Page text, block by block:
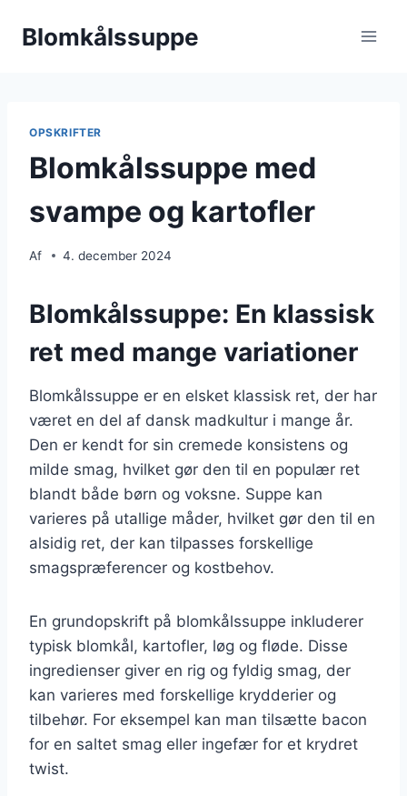
Blomkålssuppe
OPSKRIFTER
Blomkålssuppe med
svampe og kartofler
Af 4. december 2024
Blomkålssuppe: En klassisk
ret med mange variationer
Blomkålssuppe er en elsket klassisk ret, der har
været en del af dansk madkultur i mange år.
Den er kendt for sin cremede konsistens og
milde smag, hvilket gør den til en populær ret
blandt både børn og voksne. Suppe kan
varieres på utallige måder, hvilket gør den til en
alsidig ret, der kan tilpasses forskellige
smagspræferencer og kostbehov.
En grundopskrift på blomkålssuppe inkluderer
typisk blomkål, kartofler, løg og fløde. Disse
ingredienser giver en rig og fyldig smag, der
kan varieres med forskellige krydderier og
tilbehør. For eksempel kan man tilsætte bacon
for en saltet smag eller ingefær for et krydret
twist.